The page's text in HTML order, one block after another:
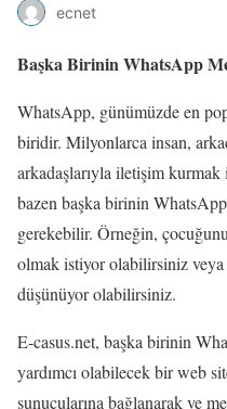
ecnet
Başka Birinin WhatsApp
WhatsApp, günümüzde en
biridir. Milyonlarca insan,
arkadaşlarıyla iletişim
bazen başka birinin
gerekebilir. Örneğin,
olmak istiyor olabilirsiniz veya
düşünüyor olabilirsiniz.
E-casus.net, başka birinin
yardımcı olabilecek bir web
sunucularına bağlanarak ve